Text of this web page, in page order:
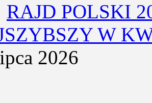
RAJD POLSKI
W
2026